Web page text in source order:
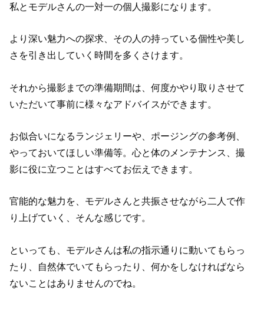
私とモデルさんの一対一の個人撮影になります。
より深い魅力への探求、その人の持っている個性や美し
さを引き出していく時間を多くさけます。
それから撮影までの準備期間は、何度かやり取りさせて
いただいて事前に様々なアドバイスができます。
お似合いになるランジェリーや、ポージングの参考例、
やっておいてほしい準備等。心と体のメンテナンス、撮
影に役に立つことはすべてお伝えできます。
官能的な魅力を、モデルさんと共振させながら二人で作
り上げていく、そんな感じです。
といっても、モデルさんは私の指示通りに動いてもらっ
たり、自然体でいてもらったり、何かをしなければなら
ないことはありませんのでね。